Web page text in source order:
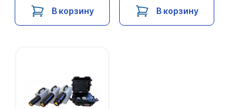
В корзину В корзину